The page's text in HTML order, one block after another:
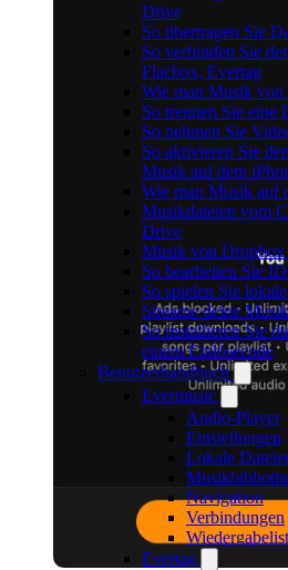
Drive
So übertragen Sie
So verbinden Sie
Flacbox, Evertag
Wie man Musik
So trennen Sie
So nehmen Sie
So aktivieren Sie
Musik auf dem
Wie man Musik auf
Musikdateien vom
Drive
Musik von Dropbox
So bearbeiten Sie
So spielen Sie
Streame deine
So installieren Sie
einem Einlösecode
Benutzerhandbuch
Evermusic
Audio-Player
Einstellungen
Lokale
Navigation
Verbindungen
Evertag